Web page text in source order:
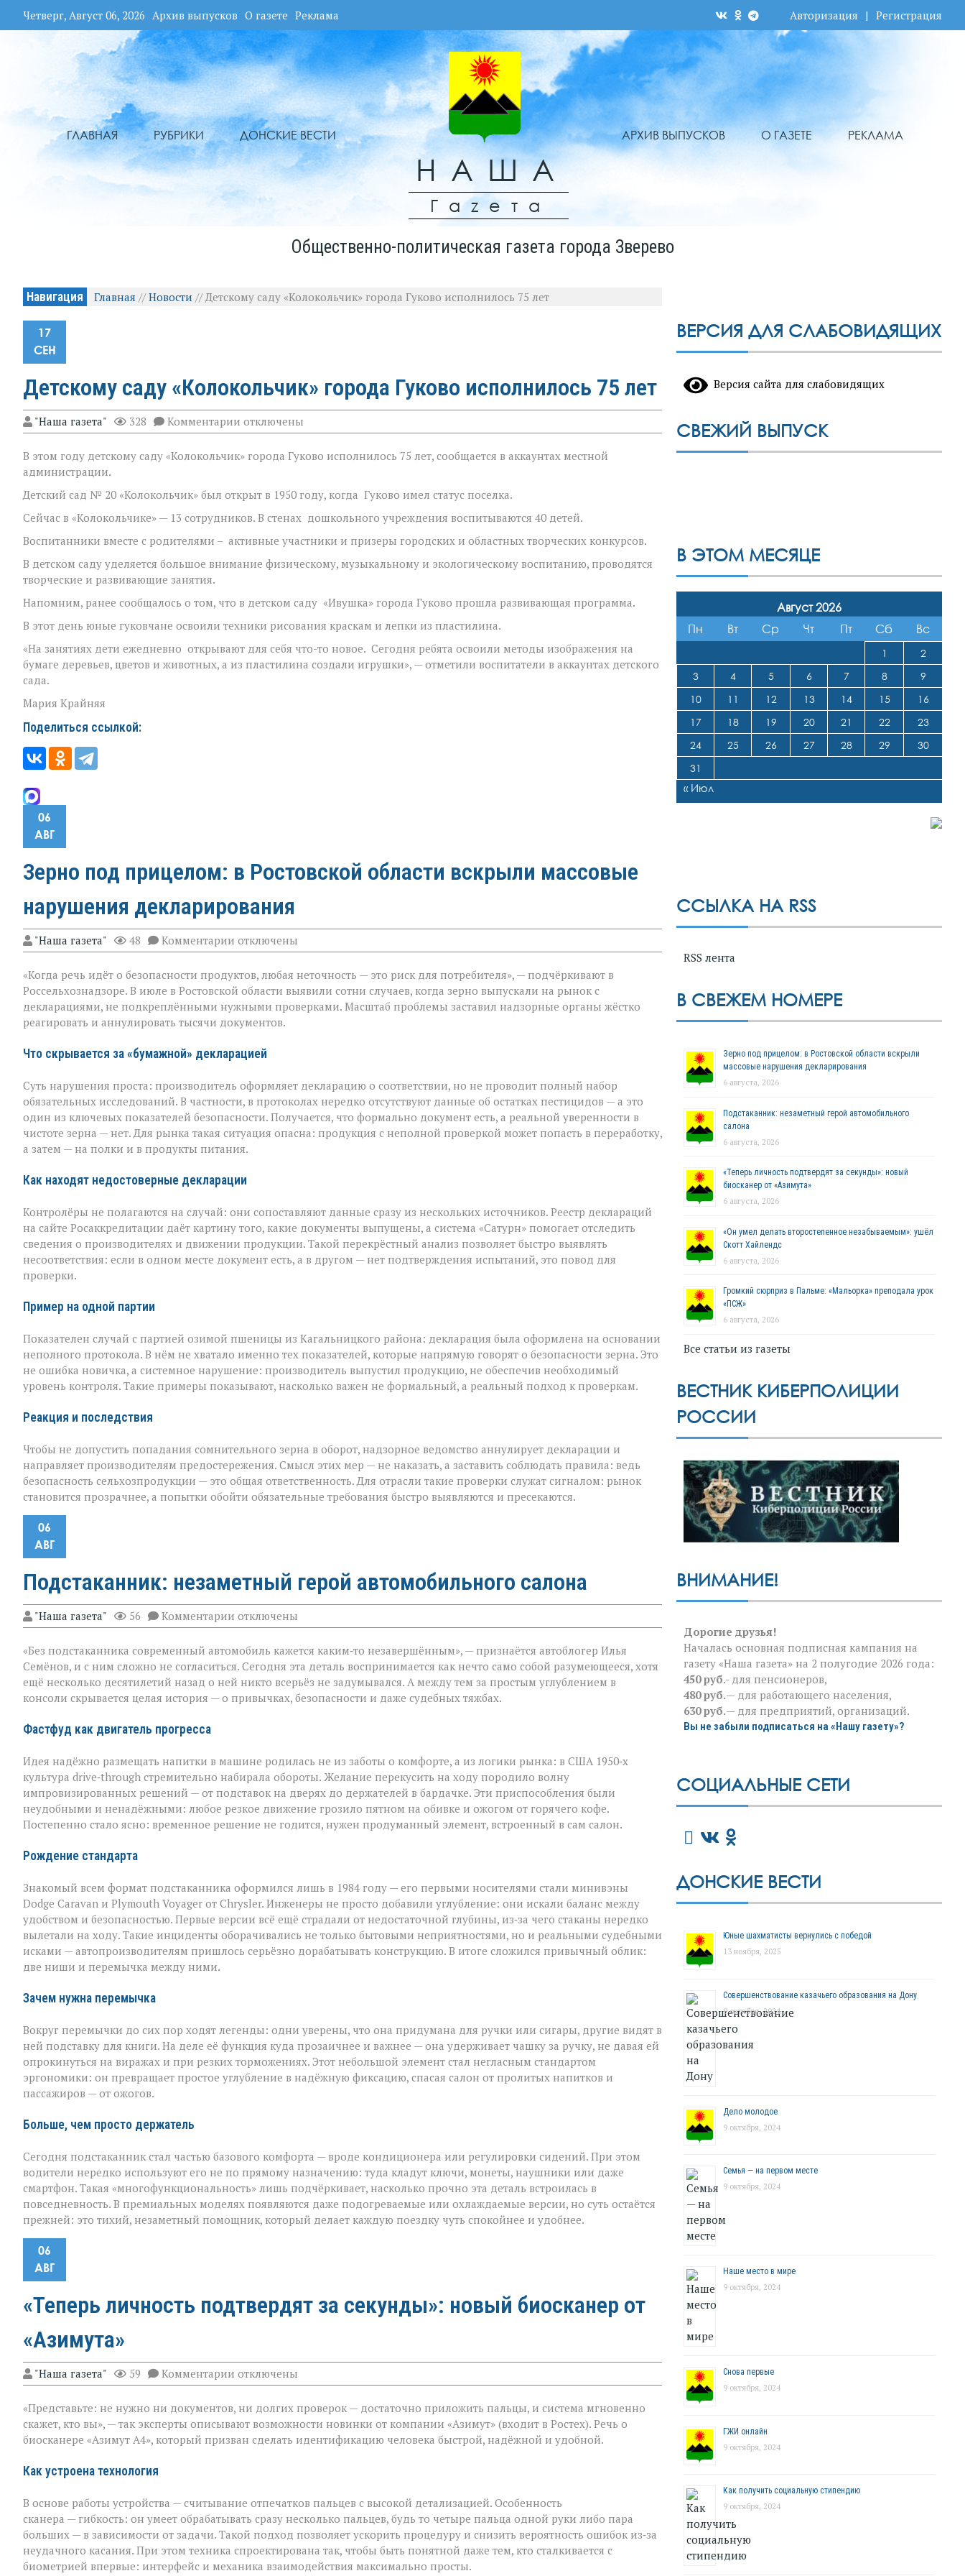
Четверг, Август 06, 2026 Архив выпусков О газете Реклама Авторизация | Регистрация
ГЛАВНАЯ РУБРИКИ ДОНСКИЕ ВЕСТИ
НАША
Гаzета
АРХИВ ВЫПУСКОВ О ГАЗЕТЕ РЕКЛАМА
Общественно-политическая газета города Зверево
Навигация Главная //Новости // Детскому саду «Колокольчик» города Гуково исполнилось 75 лет
17
СЕН
Детскому саду «Колокольчик» города Гуково исполнилось 75 лет
"Наша газета" 328 Комментарии к
записи
саду
Гуково
исполнилось
75
отключены
В этом году детскому саду «Колокольчик» города Гуково исполнилось 75 лет, сообщается в аккаунтах местной
администрации.
Детский сад № 20 «Колокольчик» был открыт в 1950 году, когда Гуково имел статус поселка.
Сейчас в «Колокольчике» — 13 сотрудников. В стенах дошкольного учреждения воспитываются 40 детей.
Воспитанники вместе с родителями – активные участники и призеры городских и областных творческих конкурсов.
В детском саду уделяется большое внимание физическому, музыкальному и экологическому воспитанию, проводятся
творческие и развивающие занятия.
Напомним, ранее сообщалось о том, что в детском саду «Ивушка» города Гуково прошла развивающая программа.
В этот день юные гуковчане освоили техники рисования краскам и лепки из пластилина.
«На занятиях дети ежедневно открывают для себя что-то новое. Сегодня ребята освоили методы изображения на
бумаге деревьев, цветов и животных, а из пластилина создали игрушки», — отметили воспитатели в аккаунтах детского
сада.
Мария Крайняя
Поделиться ссылкой:
06
АВГ
Зерно под прицелом: в Ростовской области вскрыли массовые
нарушения декларирования
"Наша газета" 48 Комментарии к
записи
под
прицелом:
Ростовской
области
массовые
нарушения
отключены
«Когда речь идёт о безопасности продуктов, любая неточность — это риск для потребителя», — подчёркивают в
Россельхознадзоре. В июле в Ростовской области выявили сотни случаев, когда зерно выпускали на рынок с
декларациями, не подкреплёнными нужными проверками. Масштаб проблемы заставил надзорные органы жёстко
реагировать и аннулировать тысячи документов.
Что скрывается за «бумажной» декларацией
Суть нарушения проста: производитель оформляет декларацию о соответствии, но не проводит полный набор
обязательных исследований. В частности, в протоколах нередко отсутствуют данные об остатках пестицидов — а это
один из ключевых показателей безопасности. Получается, что формально документ есть, а реальной уверенности в
чистоте зерна — нет. Для рынка такая ситуация опасна: продукция с неполной проверкой может попасть в переработку,
а затем — на полки и в продукты питания.
Как находят недостоверные декларации
Контролёры не полагаются на случай: они сопоставляют данные сразу из нескольких источников. Реестр деклараций
на сайте Росаккредитации даёт картину того, какие документы выпущены, а система «Сатурн» помогает отследить
сведения о производителях и движении продукции. Такой перекрёстный анализ позволяет быстро выявлять
несоответствия: если в одном месте документ есть, а в другом — нет подтверждения испытаний, это повод для
проверки.
Пример на одной партии
Показателен случай с партией озимой пшеницы из Кагальницкого района: декларация была оформлена на основании
неполного протокола. В нём не хватало именно тех показателей, которые напрямую говорят о безопасности зерна. Это
не ошибка новичка, а системное нарушение: производитель выпустил продукцию, не обеспечив необходимый
уровень контроля. Такие примеры показывают, насколько важен не формальный, а реальный подход к проверкам.
Реакция и последствия
Чтобы не допустить попадания сомнительного зерна в оборот, надзорное ведомство аннулирует декларации и
направляет производителям предостережения. Смысл этих мер — не наказать, а заставить соблюдать правила: ведь
безопасность сельхозпродукции — это общая ответственность. Для отрасли такие проверки служат сигналом: рынок
становится прозрачнее, а попытки обойти обязательные требования быстро выявляются и пресекаются.
06
АВГ
Подстаканник: незаметный герой автомобильного салона
"Наша газета" 56 Комментарии к
записи
незаметный
герой
автомобильного
салона
отключены
«Без подстаканника современный автомобиль кажется каким‑то незавершённым», — признаётся автоблогер Илья
Семёнов, и с ним сложно не согласиться. Сегодня эта деталь воспринимается как нечто само собой разумеющееся, хотя
ещё несколько десятилетий назад о ней никто всерьёз не задумывался. А между тем за простым углублением в
консоли скрывается целая история — о привычках, безопасности и даже судебных тяжбах.
Фастфуд как двигатель прогресса
Идея надёжно размещать напитки в машине родилась не из заботы о комфорте, а из логики рынка: в США 1950‑х
культура drive‑through стремительно набирала обороты. Желание перекусить на ходу породило волну
импровизированных решений — от подставок на дверях до держателей в бардачке. Эти приспособления были
неудобными и ненадёжными: любое резкое движение грозило пятном на обивке и ожогом от горячего кофе.
Постепенно стало ясно: временное решение не годится, нужен продуманный элемент, встроенный в сам салон.
Рождение стандарта
Знакомый всем формат подстаканника оформился лишь в 1984 году — его первыми носителями стали минивэны
Dodge Caravan и Plymouth Voyager от Chrysler. Инженеры не просто добавили углубление: они искали баланс между
удобством и безопасностью. Первые версии всё ещё страдали от недостаточной глубины, из‑за чего стаканы нередко
вылетали на ходу. Такие инциденты оборачивались не только бытовыми неприятностями, но и реальными судебными
исками — автопроизводителям пришлось серьёзно дорабатывать конструкцию. В итоге сложился привычный облик:
две ниши и перемычка между ними.
Зачем нужна перемычка
Вокруг перемычки до сих пор ходят легенды: одни уверены, что она придумана для ручки или сигары, другие видят в
ней подставку для книги. На деле её функция куда прозаичнее и важнее — она удерживает чашку за ручку, не давая ей
опрокинуться на виражах и при резких торможениях. Этот небольшой элемент стал негласным стандартом
эргономики: он превращает простое углубление в надёжную фиксацию, спасая салон от пролитых напитков и
пассажиров — от ожогов.
Больше, чем просто держатель
Сегодня подстаканник стал частью базового комфорта — вроде кондиционера или регулировки сидений. При этом
водители нередко используют его не по прямому назначению: туда кладут ключи, монеты, наушники или даже
смартфон. Такая «многофункциональность» лишь подчёркивает, насколько прочно эта деталь встроилась в
повседневность. В премиальных моделях появляются даже подогреваемые или охлаждаемые версии, но суть остаётся
прежней: это тихий, незаметный помощник, который делает каждую поездку чуть спокойнее и удобнее.
06
АВГ
«Теперь личность подтвердят за секунды»: новый биосканер от
«Азимута»
"Наша газета" 59 Комментарии к
записи
личность
подтвердят
секунды»:
отключены
«Представьте: не нужно ни документов, ни долгих проверок — достаточно приложить пальцы, и система мгновенно
скажет, кто вы», — так эксперты описывают возможности новинки от компании «Азимут» (входит в Ростех). Речь о
биосканере «Азимут А4», который призван сделать идентификацию человека быстрой, надёжной и удобной.
Как устроена технология
В основе работы устройства — считывание отпечатков пальцев с высокой детализацией. Особенность
сканера — гибкость: он умеет обрабатывать сразу несколько пальцев, будь то четыре пальца одной руки либо пара
больших — в зависимости от задачи. Такой подход позволяет ускорить процедуру и снизить вероятность ошибок из‑за
неудачного касания. При этом техника спроектирована так, чтобы быть понятной даже тем, кто сталкивается с
биометрией впервые: интерфейс и механика взаимодействия максимально просты.
ВЕРСИЯ ДЛЯ СЛАБОВИДЯЩИХ
Версия сайта для слабовидящих
СВЕЖИЙ ВЫПУСК
В ЭТОМ МЕСЯЦЕ
Август 2026
Пн
Вт Ср Чт Пт Сб Вс
1
2
3
4 5 6 7 8
9
10
11 12 13 14 15
16
17
18 19 20 21 22
23
24
25 26 27 28 29
30
31
« Июл
ССЫЛКА НА RSS
RSS лента
В СВЕЖЕМ НОМЕРЕ
Зерно под прицелом: в Ростовской области вскрыли
массовые нарушения декларирования
6 августа, 2026
Подстаканник: незаметный герой автомобильного
салона
6 августа, 2026
«Теперь личность подтвердят за секунды»: новый
биосканер от «Азимута»
6 августа, 2026
«Он умел делать второстепенное незабываемым»: ушёл
Скотт Хайлендс
6 августа, 2026
Громкий сюрприз в Пальме: «Мальорка» преподала урок
«ПСЖ»
6 августа, 2026
Все статьи из газеты
ВЕСТНИК КИБЕРПОЛИЦИИ
РОССИИ
ВНИМАНИЕ!
Дорогие друзья!
Началась основная подписная кампания на
газету «Наша газета» на 2 полугодие 2026 года:
450 руб.- для пенсионеров,
480 руб.— для работающего населения,
630 руб.— для предприятий, организаций.
Вы не забыли подписаться на «Нашу газету»?
СОЦИАЛЬНЫЕ СЕТИ
ДОНСКИЕ ВЕСТИ
Юные шахматисты вернулись с победой
13 ноября, 2025
Совершенствование казачьего образования на Дону
9 октября, 2024
Дело молодое
9 октября, 2024
Семья — на первом месте
9 октября, 2024
Наше место в мире
9 октября, 2024
Снова первые
9 октября, 2024
ГЖИ онлайн
9 октября, 2024
Как получить социальную стипендию
9 октября, 2024